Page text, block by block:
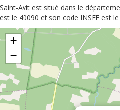
Saint-Avit est situé dans le
est le 40090 et son code INSEE est le
+
−